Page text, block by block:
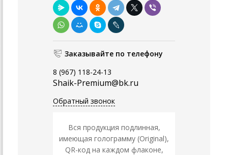
Заказывайте по телефону
8 (967) 118-24-13
Shaik-Premium@bk.ru
Обратный звонок
Вся продукция подлинная,
имеющая голограмму (Original),
QR-код на каждом флаконе,